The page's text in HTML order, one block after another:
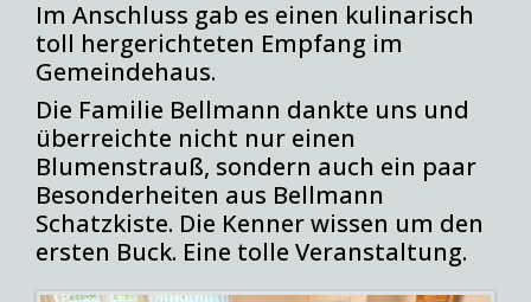
Im Anschluss gab es einen kulinarisch
toll hergerichteten Empfang im
Gemeindehaus.
Die Familie Bellmann dankte uns und
überreichte nicht nur einen
Blumenstrauß, sondern auch ein paar
Besonderheiten aus Bellmann
Schatzkiste. Die Kenner wissen um den
ersten Buck. Eine tolle Veranstaltung.